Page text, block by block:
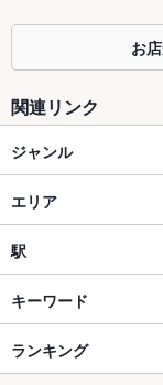
貸切 貸切可
夜景がきれ
いなお席
あり
Wi-Fi あり
バリアフリ
お
関連リンク
ジャンル
居酒屋
和風
那覇 × 居酒屋
那覇 × 和風
エリア
国際通り
国際通り × 居酒屋
国際通り × 和風
駅
県庁前駅
牧志駅
キーワード
沖縄料理
ランキング